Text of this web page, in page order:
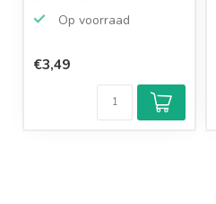
Op voorraad
€3,49